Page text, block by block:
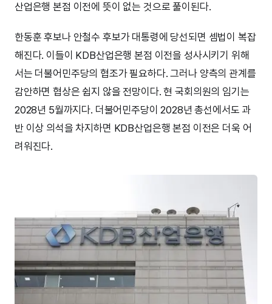
산업은행 본점 이전에 뜻이 없는 것으로 풀이된다.
한동훈 후보나 안철수 후보가 대통령에 당선되면 셈법이 복잡
해진다. 이들이 KDB산업은행 본점 이전을 성사시키기 위해
서는 더불어민주당의 협조가 필요하다. 그러나 양측의 관계를
감안하면 협상은 쉽지 않을 전망이다. 현 국회의원의 임기는
2028년 5월까지다. 더불어민주당이 2028년 총선에서도 과
반 이상 의석을 차지하면 KDB산업은행 본점 이전은 더욱 어
려워진다.